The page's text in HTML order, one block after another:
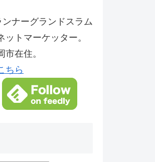
ナーグランドスラム
トマーケッター。
在住。
ちら